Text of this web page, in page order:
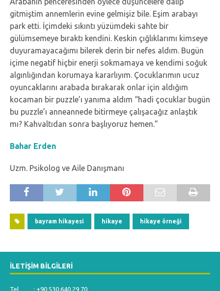
gitmiştim annemlerin evine gelmişiz bile. Eşim arabayı
park etti. İçimdeki sıkıntı yüzümdeki sahte bir
gülümsemeye bıraktı kendini. Keskin çığlıklarımı kimseye
duyuramayacağımı bilerek derin bir nefes aldım. Bugün
içime negatif hiçbir enerji sokmamaya ve kendimi soğuk
algınlığından korumaya kararlıyım. Çocuklarımın ucuz
oyuncaklarını arabada bırakarak onlar için aldığım
kocaman bir puzzle’ı yanıma aldım “hadi çocuklar bugün
bu puzzle’ı anneannede bitirmeye çalışacağız anlaştık
mı? Kahvaltıdan sonra başlıyoruz hemen.”
Bahar Erden
Uzm. Psikolog ve Aile Danışmanı
bayram hikayesi hikaye hikaye örneği
İLETIŞIM BILGILERI
Tel : +90 530 640 29 70